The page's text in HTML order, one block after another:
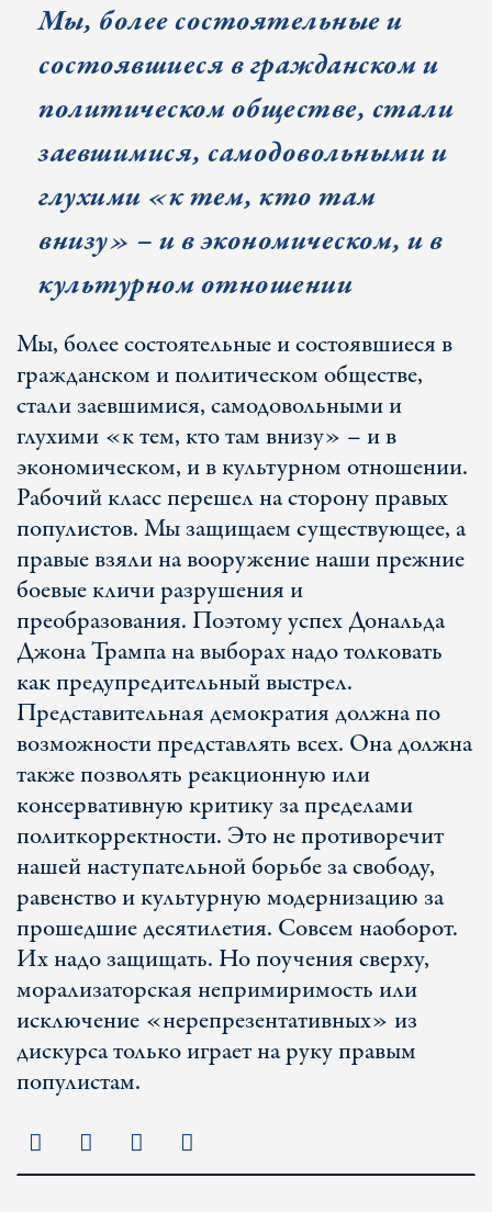
Мы, более состоятельные и
состоявшиеся в гражданском и
политическом обществе, стали
заевшимися, самодовольными и
глухими «к тем, кто там
внизу» – и в экономическом, и в
культурном отношении
Мы, более состоятельные и состоявшиеся в
гражданском и политическом обществе,
стали заевшимися, самодовольными и
глухими «к тем, кто там внизу» – и в
экономическом, и в культурном отношении.
Рабочий класс перешел на сторону правых
популистов. Мы защищаем существующее, а
правые взяли на вооружение наши прежние
боевые кличи разрушения и
преобразования. Поэтому успех Дональда
Джона Трампа на выборах надо толковать
как предупредительный выстрел.
Представительная демократия должна по
возможности представлять всех. Она должна
также позволять реакционную или
консервативную критику за пределами
политкорректности. Это не противоречит
нашей наступательной борьбе за свободу,
равенство и культурную модернизацию за
прошедшие десятилетия. Совсем наоборот.
Их надо защищать. Но поучения сверху,
морализаторская непримиримость или
исключение «нерепрезентативных» из
дискурса только играет на руку правым
популистам.